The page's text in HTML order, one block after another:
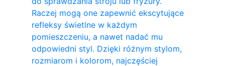
Raczej mogą one zapewnić ekscytujące
refleksy świetlne w każdym
pomieszczeniu, a nawet nadać mu
odpowiedni styl. Dzięki różnym stylom,
rozmiarom i kolorom, najczęściej